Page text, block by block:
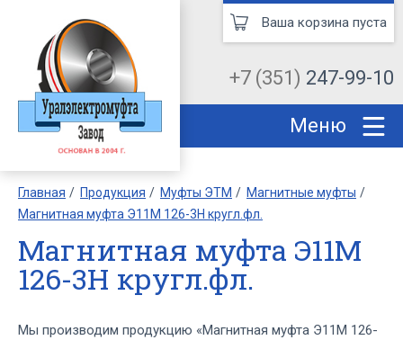
+7 (351) 247-99-10
Ваша корзина пуста
Меню
Главная Продукция Муфты ЭТМ
Магнитные муфты
Магнитная муфта Э11М 126-3Н кругл.фл.
Магнитная муфта Э11М
126-3Н кругл.фл.
Мы производим продукцию «Магнитная муфта Э11М 126-